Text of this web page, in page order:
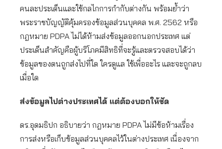
คนละประเด็นและใช้กลไกการกำกับต่างกัน พร้อมย้ำว่า
พระราชบัญญัติคุ้มครองข้อมูลส่วนบุคคล พ.ศ. 2562 หรือ
กฎหมาย PDPA ไม่ได้ห้ามส่งข้อมูลออกนอกประเทศ แต่
ประเด็นสำคัญคือผู้บริโภคมีสิทธิที่จะรู้และตรวจสอบได้ว่า
ข้อมูลของตนถูกส่งไปที่ใด ใครดูแล ใช้เพื่ออะไร และจะถูกลบ
เมื่อใด
ส่งข้อมูลไปต่างประเทศได้ แต่ต้องบอกให้ชัด
ดร.อุดมธิปก อธิบายว่า กฎหมาย PDPA ไม่มีข้อห้ามเรื่อง
การส่งหรือเก็บข้อมูลส่วนบุคคลไว้ในต่างประเทศ เนื่องจาก